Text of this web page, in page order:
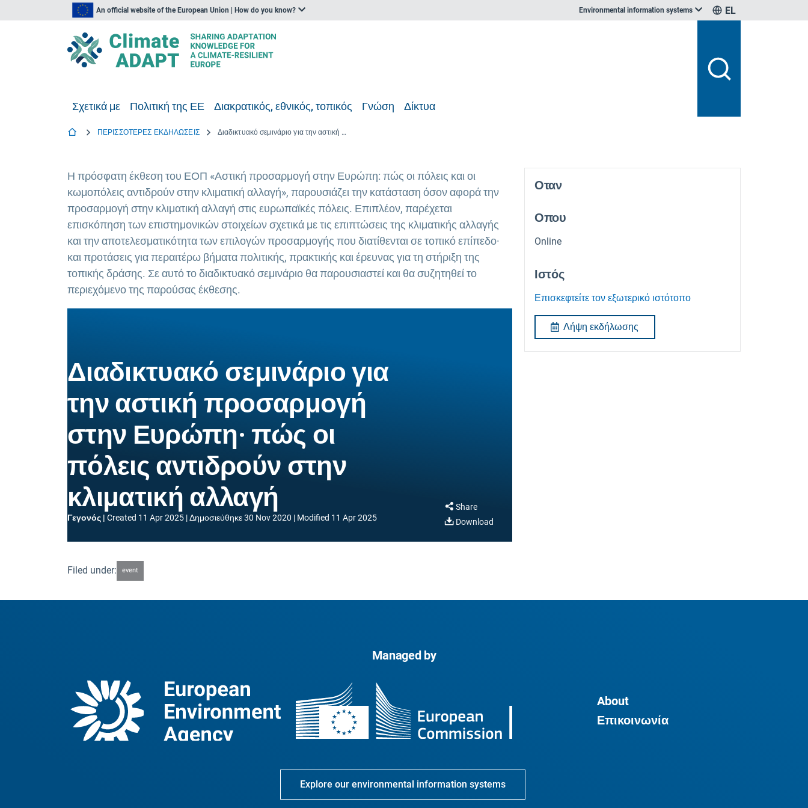
An official website of the European Union | How do you know? Environmental information systems EL
Σχετικά με Πολιτική της ΕΕ Διακρατικός, εθνικός, τοπικός Γνώση Δίκτυα
ΠΕΡΙΣΣΟΤΕΡΕΣ ΕΚΔΗΛΩΣΕΙΣ Διαδικτυακό σεμινάριο για την αστική προσαρμογή στην Ευρώπη· πώς οι πόλεις αντιδρούν στην κλιματική αλλαγή
Η πρόσφατη έκθεση του ΕΟΠ «Αστική προσαρμογή στην Ευρώπη: πώς οι πόλεις και οι
κωμοπόλεις αντιδρούν στην κλιματική αλλαγή», παρουσιάζει την κατάσταση όσον αφορά την
προσαρμογή στην κλιματική αλλαγή στις ευρωπαϊκές πόλεις. Επιπλέον, παρέχεται
επισκόπηση των επιστημονικών στοιχείων σχετικά με τις επιπτώσεις της κλιματικής αλλαγής
και την αποτελεσματικότητα των επιλογών προσαρμογής που διατίθενται σε τοπικό επίπεδο·
και προτάσεις για περαιτέρω βήματα πολιτικής, πρακτικής και έρευνας για τη στήριξη της
τοπικής δράσης. Σε αυτό το διαδικτυακό σεμινάριο θα παρουσιαστεί και θα συζητηθεί το
περιεχόμενο της παρούσας έκθεσης.
Διαδικτυακό σεμινάριο για
την αστική προσαρμογή
στην Ευρώπη· πώς οι
πόλεις αντιδρούν στην
κλιματική αλλαγή
Γεγονός Created 11 Apr 2025 Δημοσιεύθηκε30 Nov 2020 Modified 11 Apr 2025
Share
Download
Filed under: event
Οταν
Οπου
Online
Ιστός
Επισκεφτείτε τον εξωτερικό ιστότοπο
Λήψη εκδήλωσης
Managed by
About
Επικοινωνία
Explore our environmental information systems